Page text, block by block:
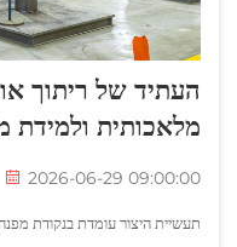
העתיד של ריתוך
מלאכותית ולמידת
2026-06-29 09:00:00
תעשיית היצור עומדת בנקודת